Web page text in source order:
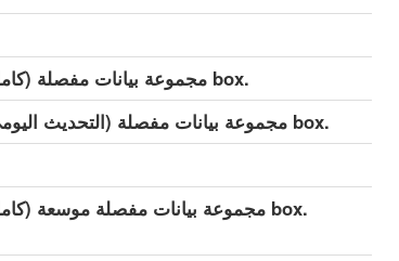
.box مجموعة بيانات مفصلة (كامل)
.box مجموعة بيانات مفصلة (التحديث اليومي)
.box مجموعة بيانات مفصلة موسعة (كامل)